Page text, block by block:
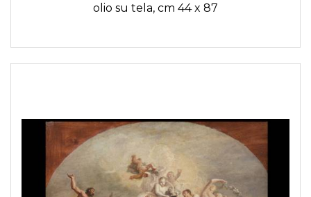
olio su tela, cm 44 x 87